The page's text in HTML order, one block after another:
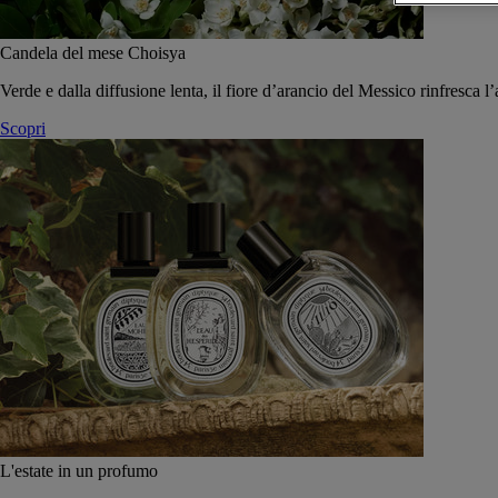
Candela del mese Choisya
Verde e dalla diffusione lenta, il fiore d’arancio del Messico rinfresca
Scopri
L'estate in un profumo